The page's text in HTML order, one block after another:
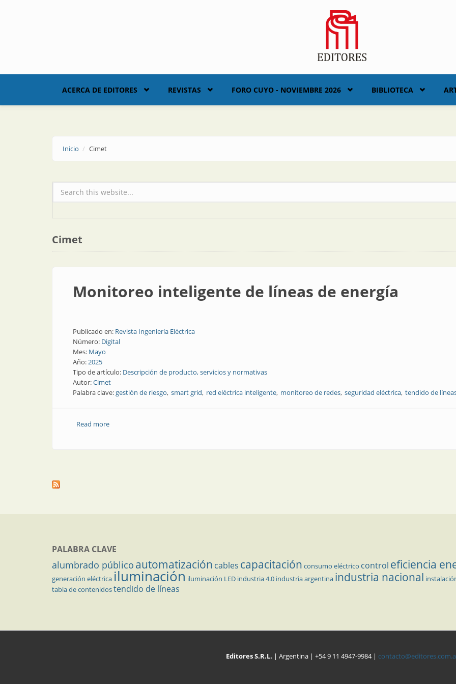
ACERCA DE EDITORES REVISTAS FORO CUYO - NOVIEMBRE 2026 BIBLIOTECA
Inicio Cimet
Formulario de búsqueda
Cimet
Monitoreo inteligente de líneas de energía
Publicado en: Revista Ingeniería Eléctrica
Número: Digital
Mes: Mayo
Año:2025
Tipo de artículo: Descripción de producto, servicios y normativas
Autor:Cimet
Palabra clave:gestión de riesgo smart grid red eléctrica inteligente monitoreo de redes seguridad eléctrica tendido de
Read moreabout Monitoreo inteligente de líneas de energía
PALABRA CLAVE
alumbrado público automatización cables capacitación consumo eléctrico control eficiencia
generación eléctrica iluminación iluminación LED industria 4.0 industria argentina industria nacional
tabla de contenidostendido de líneas
Editores S.R.L. | Argentina | +54 9 11 4947-9984 |